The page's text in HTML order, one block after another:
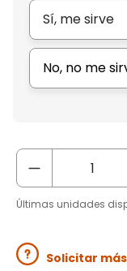
Sí, me sirve
No, no me
Últimas unidades
Solicitar